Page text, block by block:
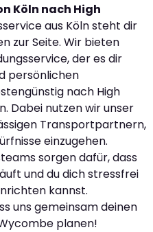
Köln nach High
aus Köln steht dir
zur Seite. Wir bieten
der es dir
persönlichen
nach High
Dabei nutzen wir unser
Transportpartnern,
einzugehen.
sorgen dafür, dass
und du dich stressfrei
kannst.
uns gemeinsam deinen
planen!